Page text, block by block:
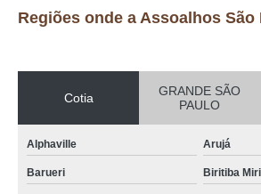
Regiões onde a Assoalhos São
Cotia
GRANDE SÃO
PAULO
Alphaville Arujá
Barueri Biritiba